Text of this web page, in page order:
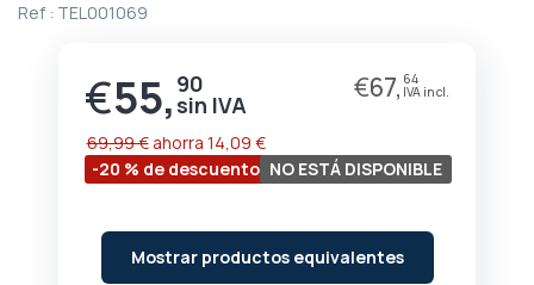
Ref : TEL001069
Precio
especial
€55, 90 €67, 64
-20 % de descuento
69,99 €ahorra 14,09 €
NO ESTÁ DISPONIBLE
Mostrar productos equivalentes
de